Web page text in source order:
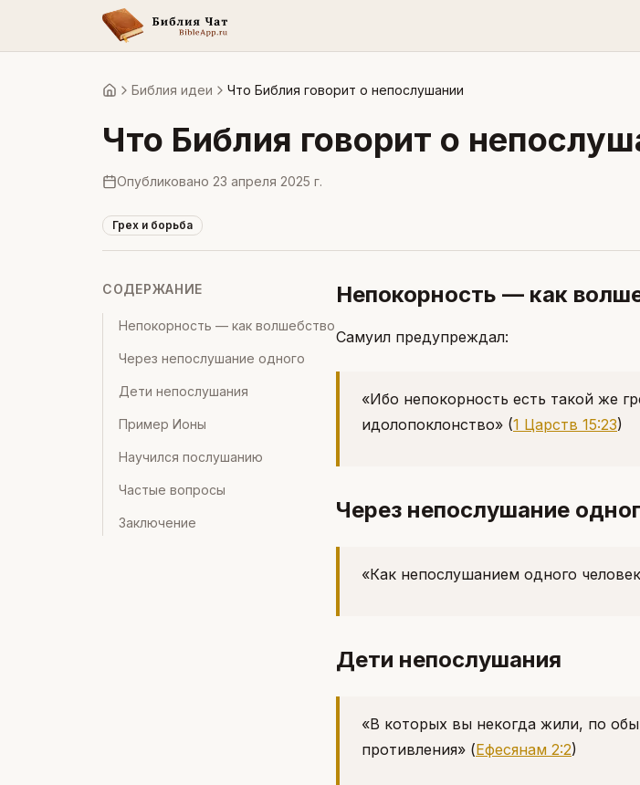
ГлавнаяБиблия идеи Что Библия говорит о непослушании
Что Библия говорит о
Опубликовано 23 апреля 2025 г.
Грех и борьба
СОДЕРЖАНИЕ
Непокорность — как волшебство
Через непослушание одного
Дети непослушания
Пример Ионы
Научился послушанию
Частые вопросы
Заключение
Непокорность — как
Самуил предупреждал:
«Ибо непокорность есть такой же
идолопоклонство» (1 Царств 15:23)
Через непослушание
«Как непослушанием одного
Дети непослушания
«В которых вы некогда жили, по
противления» (Ефесянам 2:2)